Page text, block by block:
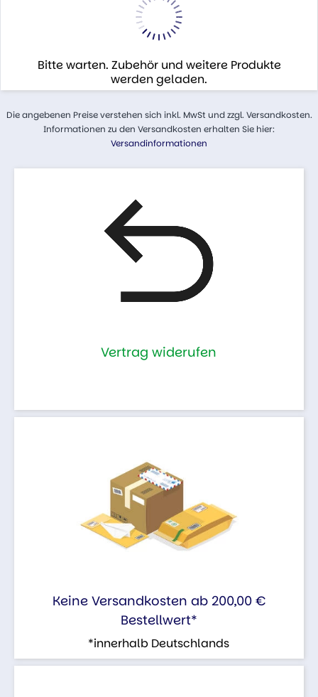
Bitte warten. Zubehör und weitere Produkte
werden geladen.
Die angebenen Preise verstehen sich inkl. MwSt und zzgl. Versandkosten.
Informationen zu den Versandkosten erhalten Sie hier:
Versandinformationen
Vertrag widerufen
Keine Versandkosten ab 200,00 €
Bestellwert*
*innerhalb Deutschlands